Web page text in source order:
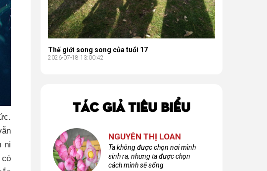
ni
có
Thế giới song song của tuổi 17
2026-07-18 13:00:42
TÁC GIẢ TIÊU BIỂU
NGUYỄN THỊ LOAN
Ta không được chọn nơi mình
sinh ra, nhưng ta được chọn
cách mình sẽ sống